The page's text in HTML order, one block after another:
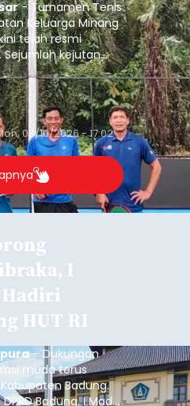
- Turnamen Tenis
Keluarga Minang
telah resmi
kejutan
yang digelar di
pada Minggu,
08/10/2026 - 17:02
I
Hadiri
HUT RI
– Dukungan
muda terus
Badung.
Badung, I Made